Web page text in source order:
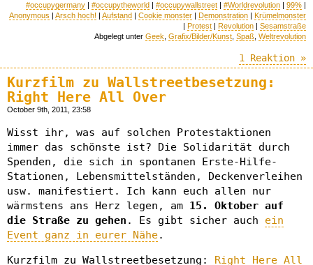
#occupygermany #occupytheworld #occupywallstreet #Worldrevolution 99%
Anonymous
Arsch hoch! Aufstand Cookie monster Demonstration
Krümelmonster
Protest Revolution
Sesamstraße
Abgelegt unter Geek, Grafix/Bilder/Kunst, Spaß, Weltrevolution
1 Reaktion »
Kurzfilm zu Wallstreetbesetzung:
Right Here All Over
October 9th, 2011, 23:58
Wisst ihr, was auf solchen Protestaktionen
immer das schönste ist? Die Solidarität durch
Spenden, die sich in spontanen Erste-Hilfe-
Stationen, Lebensmittelständen, Deckenverleihen
usw. manifestiert. Ich kann euch allen nur
wärmstens ans Herz legen, am 15. Oktober auf
die Straße zu gehen . Es gibt sicher auch ein
Event ganz in eurer Nähe.
Kurzfilm zu Wallstreetbesetzung: Right Here All